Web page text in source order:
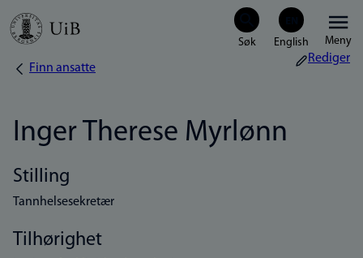
Hopp
Meny
Navigasjonssti
Finn ansatte
Rediger
Inger Therese Myrlønn
Stilling
Tannhelsesekretær
Tilhørighet